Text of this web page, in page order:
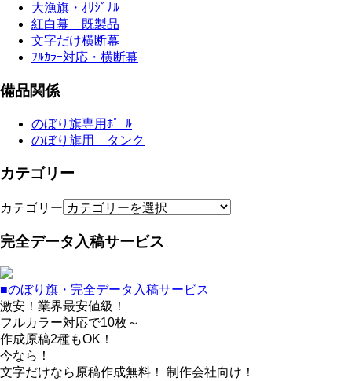
大漁旗・ｵﾘｼﾞﾅﾙ
紅白幕 既製品
文字だけ横断幕
ﾌﾙｶﾗｰ対応・横断幕
備品関係
のぼり旗専用ﾎﾟｰﾙ
のぼり旗用 タンク
カテゴリー
カテゴリー
完全データ入稿サービス
■のぼり旗・完全データ入稿サービス
激安！業界最安値級！
フルカラー対応で10枚～
作成原稿2種もOK！
今なら！
文字だけなら原稿作成無料！ 制作会社向け！